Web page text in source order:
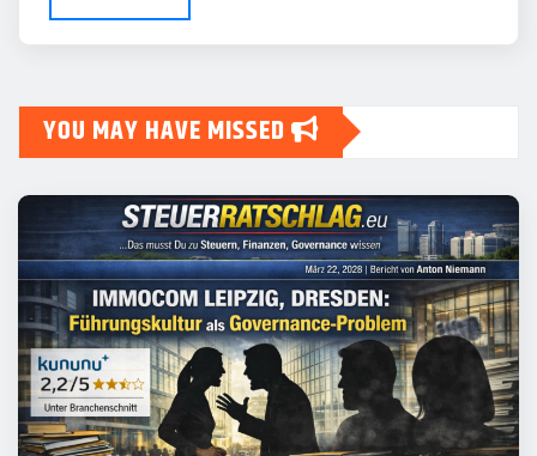
YOU MAY HAVE MISSED